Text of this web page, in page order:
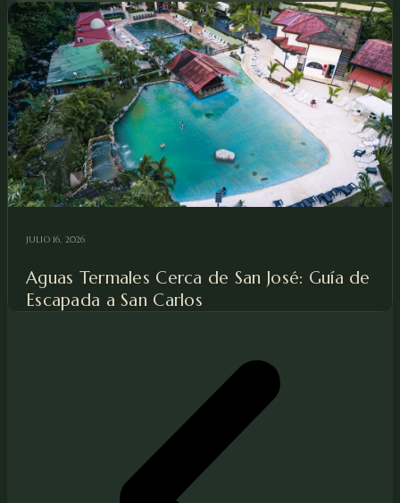
JULIO 16, 2026
Aguas Termales Cerca de San José: Guía de
Escapada a San Carlos